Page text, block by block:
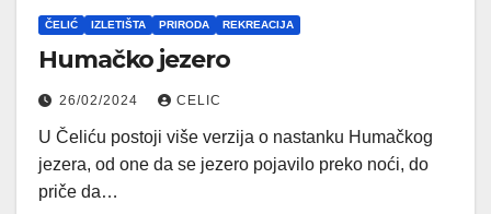
ČELIĆ IZLETIŠTA PRIRODA REKREACIJA
Humačko jezero
26/02/2024 CELIC
U Čeliću postoji više verzija o nastanku Humačkog
jezera, od one da se jezero pojavilo preko noći, do
priče da…